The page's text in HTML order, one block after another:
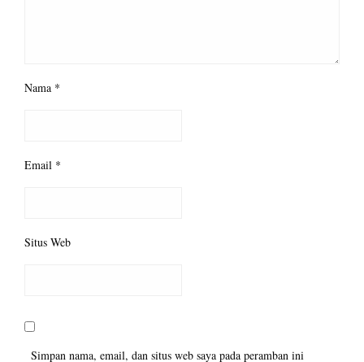
Nama *
Email *
Situs Web
Simpan nama, email, dan situs web saya pada peramban ini